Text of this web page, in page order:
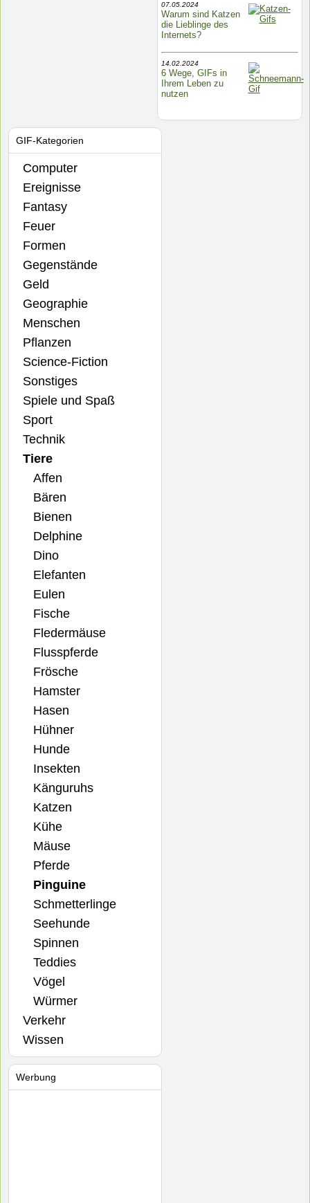
GIF-Kategorien
Computer
Ereignisse
Fantasy
Feuer
Formen
Gegenstände
Geld
Geographie
Menschen
Pflanzen
Science-Fiction
Sonstiges
Spiele und Spaß
Sport
Technik
Tiere
Affen
Bären
Bienen
Delphine
Dino
Elefanten
Eulen
Fische
Fledermäuse
Flusspferde
Frösche
Hamster
Hasen
Hühner
Hunde
Insekten
Känguruhs
Katzen
Kühe
Mäuse
Pferde
Pinguine
Schmetterlinge
Seehunde
Spinnen
Teddies
Vögel
Würmer
Verkehr
Wissen
Werbung
07.05.2024
Warum sind Katzen
die Lieblinge des
Internets?
14.02.2024
6 Wege, GIFs in
Ihrem Leben zu
nutzen